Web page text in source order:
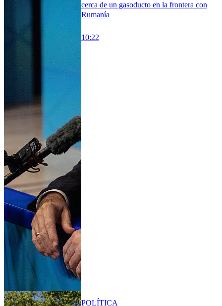
cerca de un gasoducto en la frontera con
Rumanía
10:22
POLÍTICA